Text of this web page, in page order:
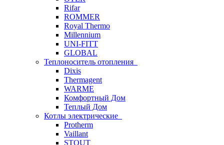
Rifar
ROMMER
Royal Thermo
Millennium
UNI-FITT
GLOBAL
Теплоноситель отопления
Dixis
Thermagent
WARME
Комфортный Дом
Теплый Дом
Котлы электрические
Protherm
Vaillant
STOUT